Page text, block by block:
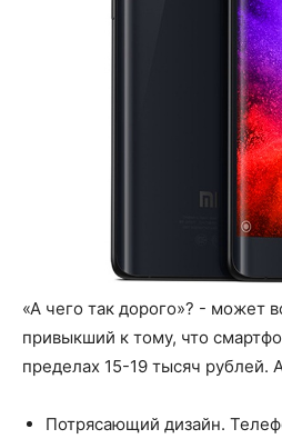
«А чего так дорого»? - может
привыкший к тому, что
пределах 15-19 тысяч рублей.
Потрясающий дизайн.